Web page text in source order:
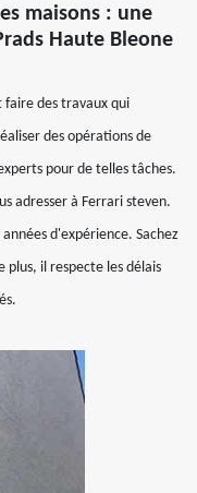
maisons : une
Haute Bleone
faire des travaux qui
des opérations de
pour de telles tâches.
adresser à Ferrari steven.
d'expérience. Sachez
il respecte les délais